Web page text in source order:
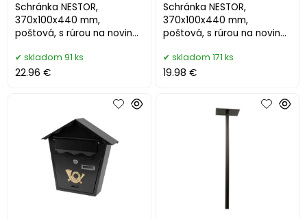
Schránka NESTOR,
370x100x440 mm,
poštová, s rúrou na noviny,
skladom 91 ks
22.96 €
Schránka NESTOR,
370x100x440 mm,
poštová, s rúrou na noviny,
skladom 171 ks
19.98 €